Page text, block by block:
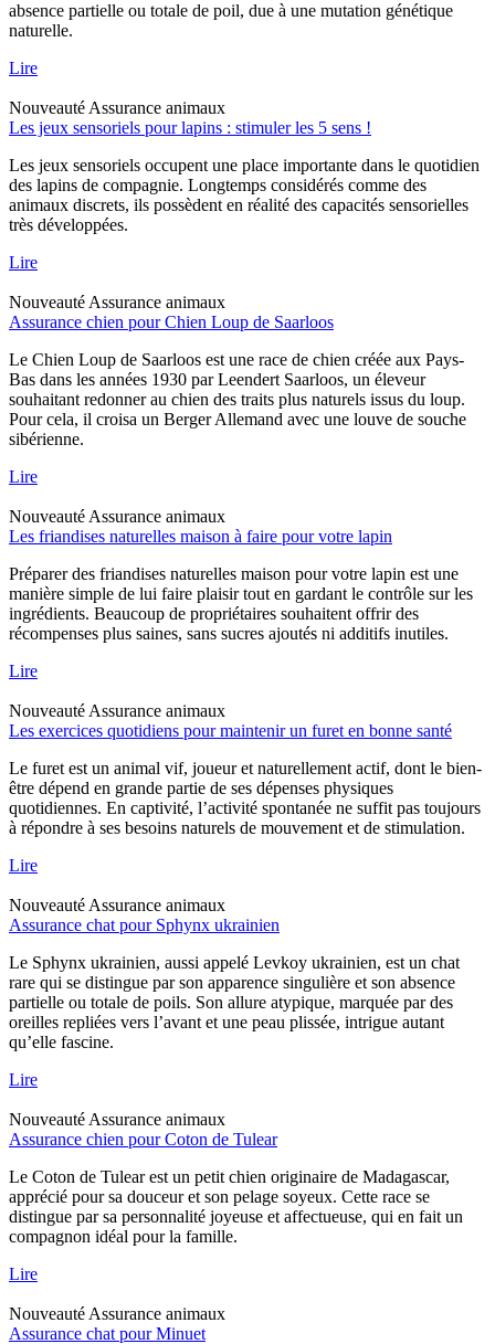
absence partielle ou totale de poil, due à une mutation génétique
naturelle.
Lire
Nouveauté Assurance animaux
Les jeux sensoriels pour lapins : stimuler les 5 sens !
Les jeux sensoriels occupent une place importante dans le quotidien
des lapins de compagnie. Longtemps considérés comme des
animaux discrets, ils possèdent en réalité des capacités sensorielles
très développées.
Lire
Nouveauté Assurance animaux
Assurance chien pour Chien Loup de Saarloos
Le Chien Loup de Saarloos est une race de chien créée aux Pays-
Bas dans les années 1930 par Leendert Saarloos, un éleveur
souhaitant redonner au chien des traits plus naturels issus du loup.
Pour cela, il croisa un Berger Allemand avec une louve de souche
sibérienne.
Lire
Nouveauté Assurance animaux
Les friandises naturelles maison à faire pour votre lapin
Préparer des friandises naturelles maison pour votre lapin est une
manière simple de lui faire plaisir tout en gardant le contrôle sur les
ingrédients. Beaucoup de propriétaires souhaitent offrir des
récompenses plus saines, sans sucres ajoutés ni additifs inutiles.
Lire
Nouveauté Assurance animaux
Les exercices quotidiens pour maintenir un furet en bonne santé
Le furet est un animal vif, joueur et naturellement actif, dont le bien-
être dépend en grande partie de ses dépenses physiques
quotidiennes. En captivité, l’activité spontanée ne suffit pas toujours
à répondre à ses besoins naturels de mouvement et de stimulation.
Lire
Nouveauté Assurance animaux
Assurance chat pour Sphynx ukrainien
Le Sphynx ukrainien, aussi appelé Levkoy ukrainien, est un chat
rare qui se distingue par son apparence singulière et son absence
partielle ou totale de poils. Son allure atypique, marquée par des
oreilles repliées vers l’avant et une peau plissée, intrigue autant
qu’elle fascine.
Lire
Nouveauté Assurance animaux
Assurance chien pour Coton de Tulear
Le Coton de Tulear est un petit chien originaire de Madagascar,
apprécié pour sa douceur et son pelage soyeux. Cette race se
distingue par sa personnalité joyeuse et affectueuse, qui en fait un
compagnon idéal pour la famille.
Lire
Nouveauté Assurance animaux
Assurance chat pour Minuet